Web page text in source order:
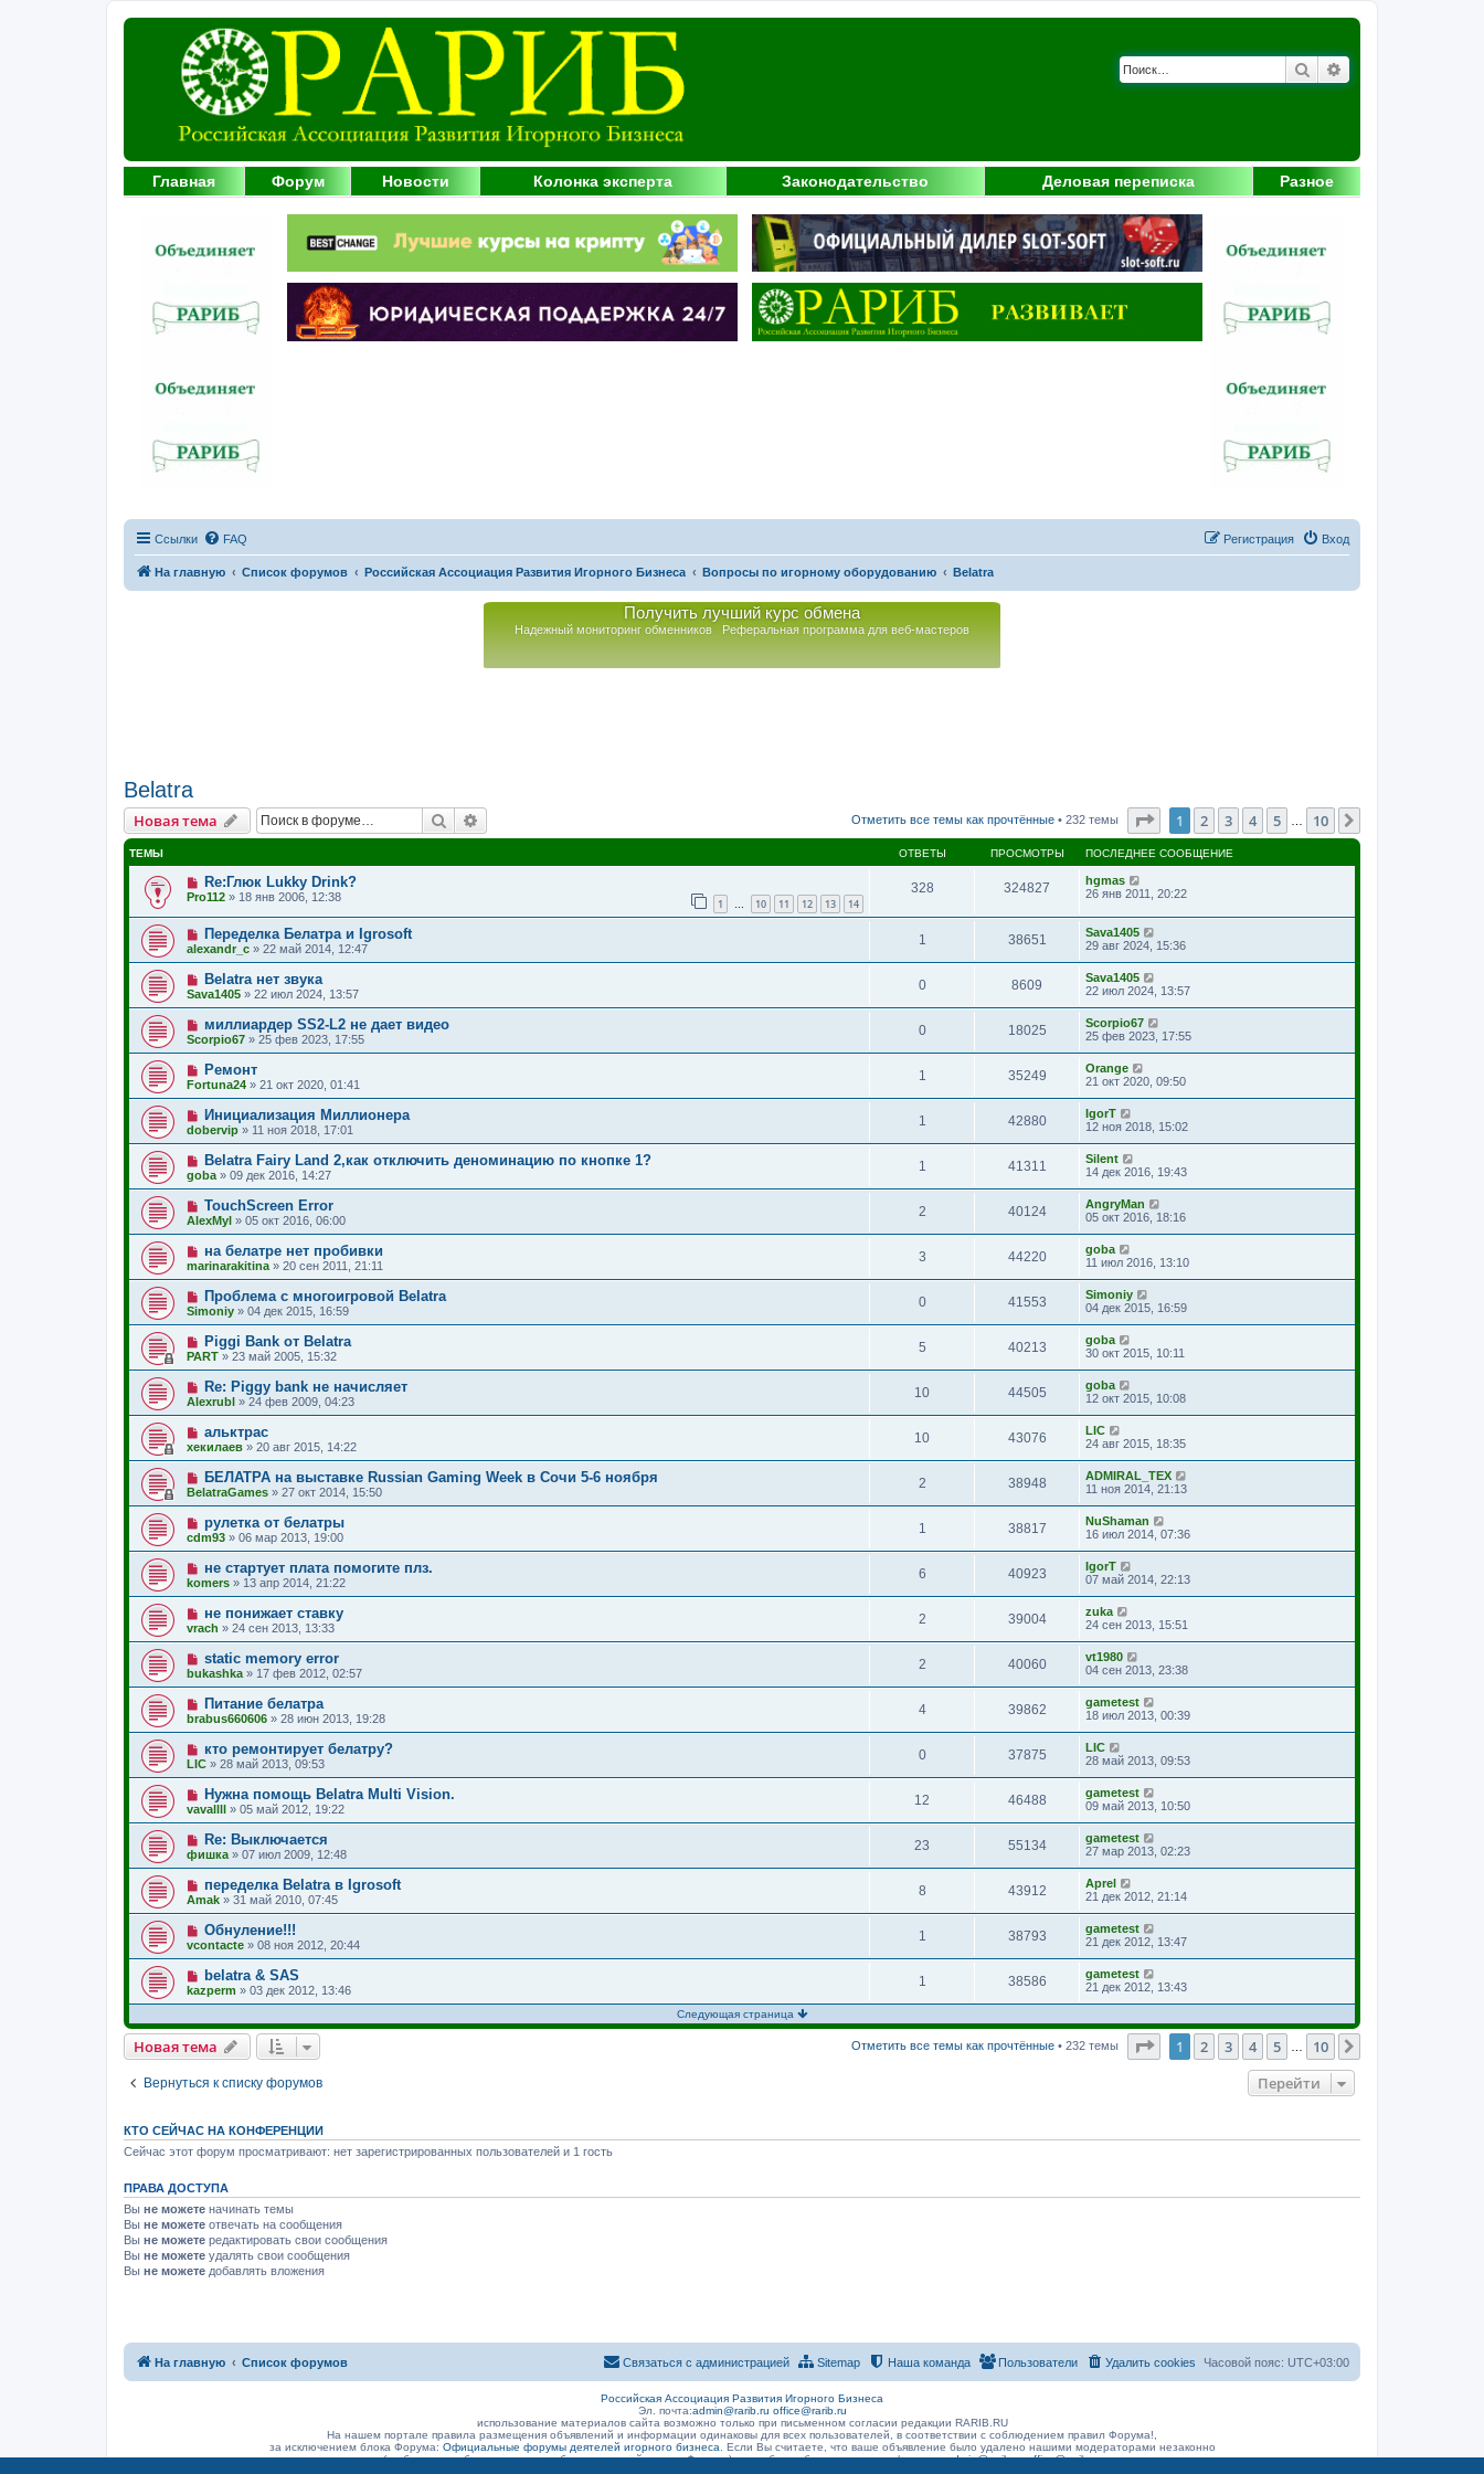
Поиск
Главная Форум Новости Колонка эксперта Законодательство Деловая переписка Разное
Ссылки FAQ Вход
Регистрация
На главную Список форумов Российская Ассоциация Развития Игорного Бизнеса Вопросы по игорному оборудованию Belatra
Получить лучший курс обмена
Надежный мониторинг обменников Реферальная программа для веб-мастеров
Belatra
Новая тема Поиск Отметить все темы как прочтённые • 232 темы Страница1 из 10
1 2 3 4 5 10
ТЕМЫ ОТВЕТЫ ПРОСМОТРЫ ПОСЛЕДНЕЕ СООБЩЕНИЕ
Re:Глюк Lukky Drink?
Pro112 » 18 янв 2006, 12:38 1 … 10 11 12 13 14
328 324827
hgmas
26 янв 2011, 20:22
Переделка Белатра и Igrosoft
alexandr_с » 22 май 2014, 12:47
1 38651
Sava1405
29 авг 2024, 15:36
Belatra нет звука
Sava1405 » 22 июл 2024, 13:57
0 8609
Sava1405
22 июл 2024, 13:57
миллиардер SS2-L2 не дает видео
Scorpio67 » 25 фев 2023, 17:55
0 18025
Scorpio67
25 фев 2023, 17:55
Ремонт
Fortuna24 » 21 окт 2020, 01:41
1 35249
Orange
21 окт 2020, 09:50
Инициализация Миллионера
dobervip » 11 ноя 2018, 17:01
1 42880
IgorT
12 ноя 2018, 15:02
Belatra Fairy Land 2,как отключить деноминацию по кнопке 1?
goba » 09 дек 2016, 14:27
1 41311
Silent
14 дек 2016, 19:43
TouchScreen Error
AlexMyl » 05 окт 2016, 06:00
2 40124
AngryMan
05 окт 2016, 18:16
на белатре нет пробивки
marinarakitina » 20 сен 2011, 21:11
3 44220
goba
11 июл 2016, 13:10
Проблема с многоигровой Belatra
Simoniy » 04 дек 2015, 16:59
0 41553
Simoniy
04 дек 2015, 16:59
Piggi Bank от Belatra
PART » 23 май 2005, 15:32
5 40213
goba
30 окт 2015, 10:11
Re: Piggy bank не начисляет
Alexrubl » 24 фев 2009, 04:23
10 44505
goba
12 окт 2015, 10:08
альктрас
хекилаев » 20 авг 2015, 14:22
10 43076
LIC
24 авг 2015, 18:35
БЕЛАТРА на выставке Russian Gaming Week в Сочи 5-6 ноября
BelatraGames » 27 окт 2014, 15:50
2 38948
ADMIRAL_TEX
11 ноя 2014, 21:13
рулетка от белатры
cdm93 » 06 мар 2013, 19:00
1 38817
NuShaman
16 июл 2014, 07:36
не стартует плата помогите плз.
komers » 13 апр 2014, 21:22
6 40923
IgorT
07 май 2014, 22:13
не понижает ставку
vrach » 24 сен 2013, 13:33
2 39004
zuka
24 сен 2013, 15:51
static memory error
bukashka » 17 фев 2012, 02:57
2 40060
vt1980
04 сен 2013, 23:38
Питание белатра
brabus660606 » 28 июн 2013, 19:28
4 39862
gametest
18 июл 2013, 00:39
кто ремонтирует белатру?
LIC » 28 май 2013, 09:53
0 37875
LIC
28 май 2013, 09:53
Нужна помощь Belatra Multi Vision.
vavallll » 05 май 2012, 19:22
12 46488
gametest
09 май 2013, 10:50
Re: Выключается
фишка » 07 июл 2009, 12:48
23 55134
gametest
27 мар 2013, 02:23
переделка Belatra в Igrosoft
Amak » 31 май 2010, 07:45
8 43912
Aprel
21 дек 2012, 21:14
Обнуление!!!
vcontacte » 08 ноя 2012, 20:44
1 38793
gametest
21 дек 2012, 13:47
belatra & SAS
kazperm » 03 дек 2012, 13:46
1 38586
gametest
21 дек 2012, 13:43
Следующая страница
Новая тема Отметить все темы как прочтённые • 232 темы Страница1 из 10
1 2 3 4 5 10
Вернуться к списку форумов Перейти
КТО СЕЙЧАС НА КОНФЕРЕНЦИИ
Сейчас этот форум просматривают: нет зарегистрированных пользователей и 1 гость
ПРАВА ДОСТУПА
Вы не можете начинать темы
Вы не можете отвечать на сообщения
Вы не можете редактировать свои сообщения
Вы не можете удалять свои сообщения
Вы не можете добавлять вложения
На главную Список форумов Часовой пояс: UTC+03:00
Удалить cookies
Пользователи
Наша команда
Sitemap
Связаться с администрацией
Российская Ассоциация Развития Игорного Бизнеса
Эл. почта:admin@rarib.ru office@rarib.ru
использование материалов сайта возможно только при письменном согласии редакции RARIB.RU
На нашем портале правила размещения объявлений и информации одинаковы для всех пользователей, в соответствии с соблюдением правил Форума!,
за исключением блока Форума: Официальные форумы деятелей игорного бизнеса . Если Вы считаете, что ваше объявление было удалено нашими модераторами незаконно
(а объявление было размещено без нарушений правил Форума) , просьба сообщить о данном факте наadmin@rarib.ru office@rarib.ru